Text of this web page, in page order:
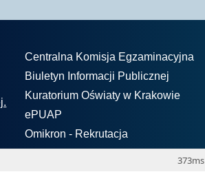
Centralna Komisja Egzaminacyjna
Biuletyn Informacji Publicznej
Kuratorium Oświaty w Krakowie
ePUAP
Omikron - Rekrutacja
373ms